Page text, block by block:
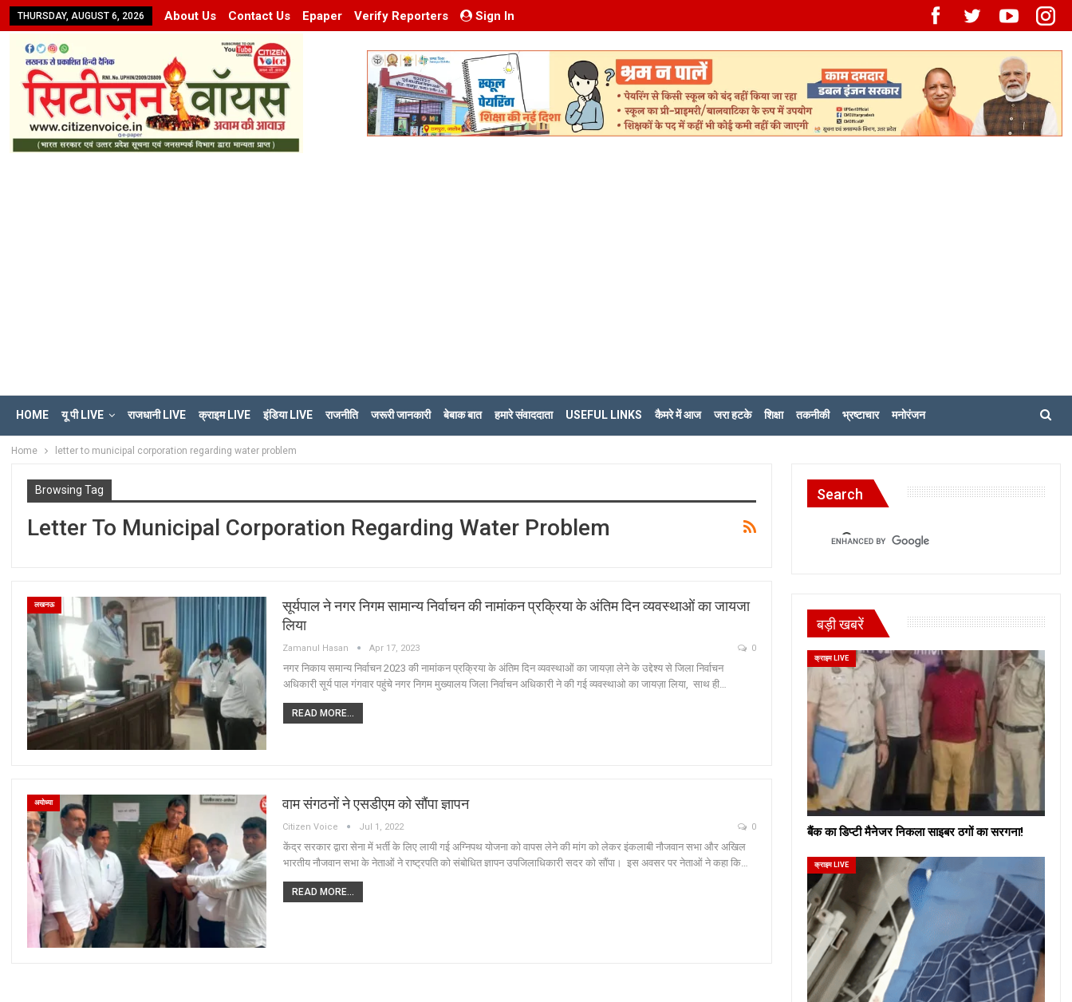
THURSDAY, AUGUST 6, 2026 About Us Contact Us Epaper Verify Reporters Sign In
HOME यू पी LIVE राजधानी LIVE क्राइम LIVE इंडिया LIVE राजनीति जरूरी जानकारी बेबाक बात हमारे संवाददाता USEFUL LINKS कैमरे में आज जरा हटके शिक्षा तकनीकी भ्रष्टाचार मनोरंजन
Home letter to municipal corporation regarding water problem
Browsing Tag
Letter To Municipal Corporation Regarding Water Problem
लखनऊ
सूर्यपाल ने नगर निगम सामान्य निर्वाचन की नामांकन प्रक्रिया के अंतिम दिन व्यवस्थाओं का जायजा
लिया
Zamanul Hasan Apr 17, 2023 0
नगर निकाय समान्य निर्वाचन 2023 की नामांकन प्रक्रिया के अंतिम दिन व्यवस्थाओं का जायज़ा लेने के उद्देश्य से जिला निर्वाचन
अधिकारी सूर्य पाल गंगवार पहुंचे नगर निगम मुख्यालय जिला निर्वाचन अधिकारी ने की गई व्यवस्थाओ का जायज़ा लिया, साथ ही…
READ MORE...
अयोध्या वाम संगठनों ने एसडीएम को सौंपा ज्ञापन
Citizen Voice Jul 1, 2022 0
केंद्र सरकार द्वारा सेना में भर्ती के लिए लायी गई अग्निपथ योजना को वापस लेने की मांग को लेकर इंकलाबी नौजवान सभा और अखिल
भारतीय नौजवान सभा के नेताओं ने राष्ट्रपति को संबोधित ज्ञापन उपजिलाधिकारी सदर को सौंपा। इस अवसर पर नेताओं ने कहा कि…
READ MORE...
Search
बड़ी खबरें
क्राइम LIVE
बैंक का डिप्टी मैनेजर निकला साइबर ठगों का सरगना!
क्राइम LIVE